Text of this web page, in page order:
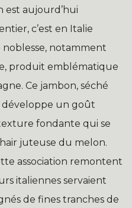
est aujourd’hui
c’est en Italie
noblesse, notamment
produit emblématique
Ce jambon, séché
développe un goût
fondante qui se
juteuse du melon.
association remontent
italiennes servaient
de fines tranches de